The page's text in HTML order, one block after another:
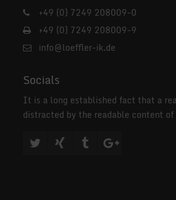
+49 (0) 7249 208009-0
+49 (0) 7249 208009-9
info@loeffler-ik.de
Socials
It is a long established fact that a
distracted by the readable content of